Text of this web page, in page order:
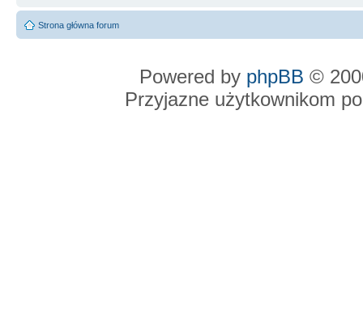
Strona główna forum
Powered by phpBB ©
Przyjazne użytkownikom